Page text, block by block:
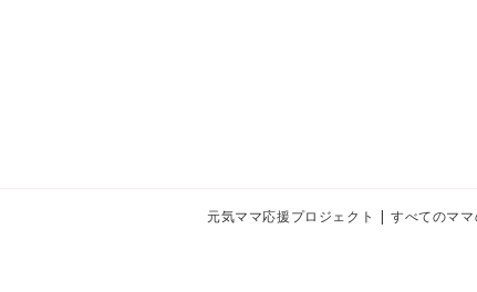
元気ママ応援プロジェクト | すべてのマ